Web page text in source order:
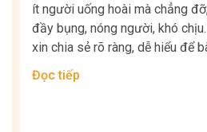
ít người uống hoài mà chẳng
đầy bụng, nóng người, khó
xin chia sẻ rõ ràng, dễ hiểu để
Đọc tiếp